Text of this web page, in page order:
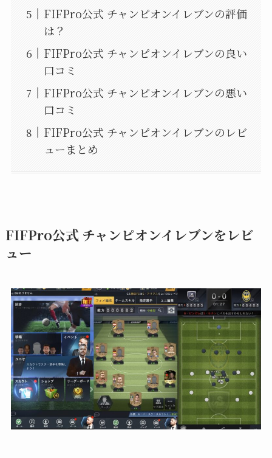
FIFPro公式 チャンピオンイレブンの評価
は？
FIFPro公式 チャンピオンイレブンの良い
口コミ
FIFPro公式 チャンピオンイレブンの悪い
口コミ
FIFPro公式 チャンピオンイレブンのレビ
ューまとめ
FIFPro公式 チャンピオンイレブンをレビ
ュー